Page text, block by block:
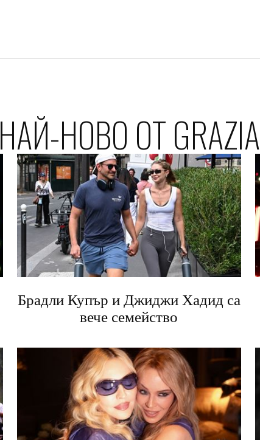
НАЙ-НОВО ОТ GRAZIA
Брадли Купър и Джиджи Хадид са
вече семейство